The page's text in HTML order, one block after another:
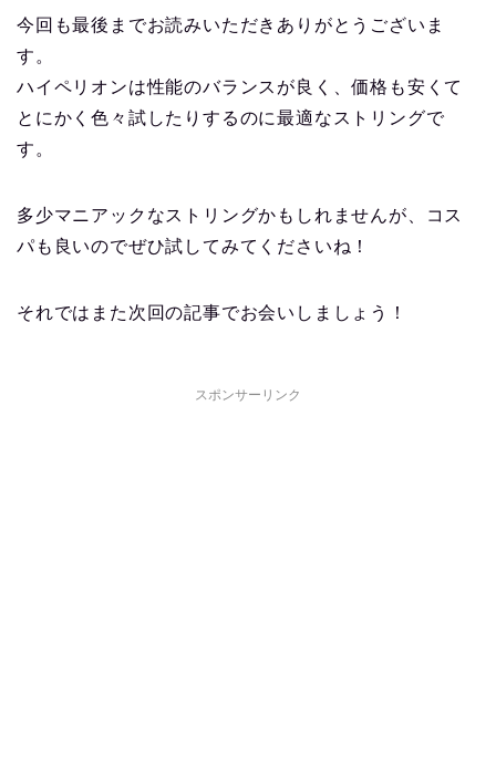
今回も最後までお読みいただきありがとうございま
す。
ハイペリオンは性能のバランスが良く、価格も安くて
とにかく色々試したりするのに最適なストリングで
す。
多少マニアックなストリングかもしれませんが、コス
パも良いのでぜひ試してみてくださいね！
それではまた次回の記事でお会いしましょう！
スポンサーリンク